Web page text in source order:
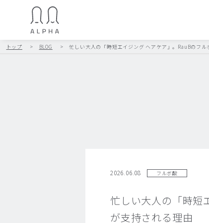
トップ > BLOG > 忙しい大人の「時短エイジング ヘアケア」。RauBのフル
2026.06.08 フルボ酸
忙しい大人の「時短
が支持される理由